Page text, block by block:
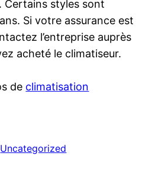
Certains styles sont
Si votre assurance est
l’entreprise auprès
acheté le climatiseur.
de climatisation
Uncategorized